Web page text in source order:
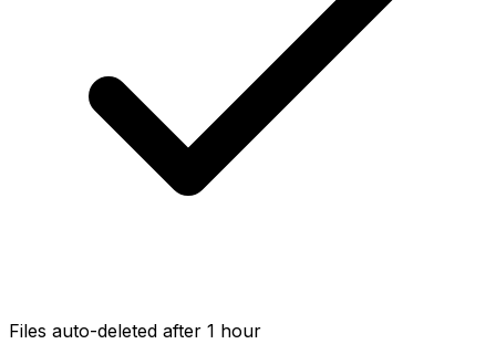
Files auto-deleted after 1 hour